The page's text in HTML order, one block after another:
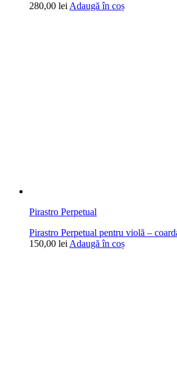
280,00 lei Adaugă în coș
Pirastro Perpetual
Pirastro Perpetual pentru violă –
150,00 lei Adaugă în coș